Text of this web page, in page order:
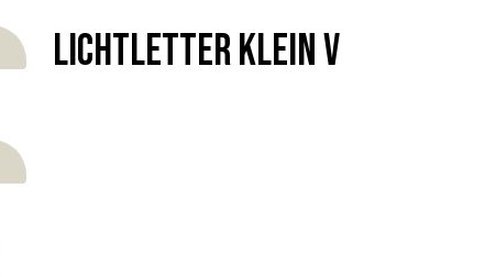
Lichtletter klein V